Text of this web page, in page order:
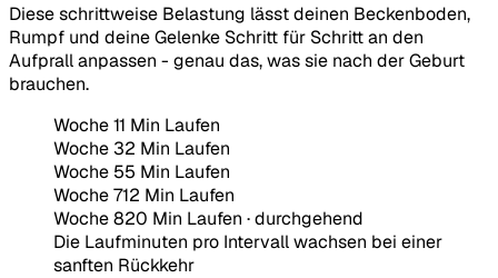
Diese schrittweise Belastung lässt deinen Beckenboden,
Rumpf und deine Gelenke Schritt für Schritt an den
Aufprall anpassen - genau das, was sie nach der Geburt
brauchen.
Woche 11 Min Laufen
Woche 32 Min Laufen
Woche 55 Min Laufen
Woche 712 Min Laufen
Woche 820 Min Laufen · durchgehend
Die Laufminuten pro Intervall wachsen bei einer
sanften Rückkehr